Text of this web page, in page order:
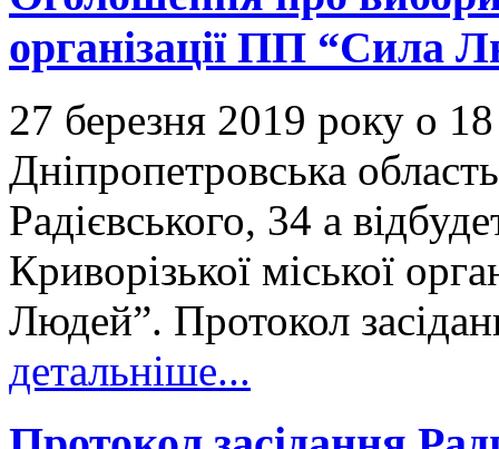
організації ПП “Сила
27 березня 2019 року о
Дніпропетровська
Радієвського, 34 а
Криворізької міської
Людей”. Протокол
детальніше...